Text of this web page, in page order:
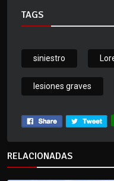
TAGS
siniestro
lesiones graves
RELACIONADAS